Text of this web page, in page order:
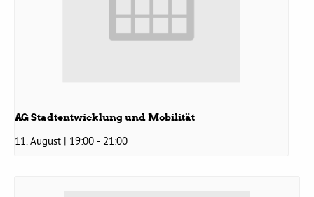
Aktuelles
AG Stadtentwicklung und Mobilität
11. August | 19:00 - 21:00